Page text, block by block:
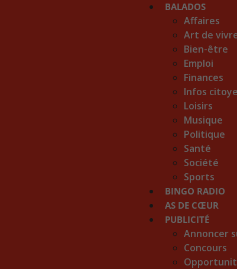
BALADOS
Affaires
Art de
Bien-être
Emploi
Finances
Infos
Loisirs
Musique
Politique
Santé
Société
Sports
BINGO RADIO
AS DE CŒUR
PUBLICITÉ
Annoncer
Concours